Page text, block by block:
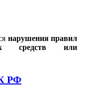
нарушения правил
средств или
РФ